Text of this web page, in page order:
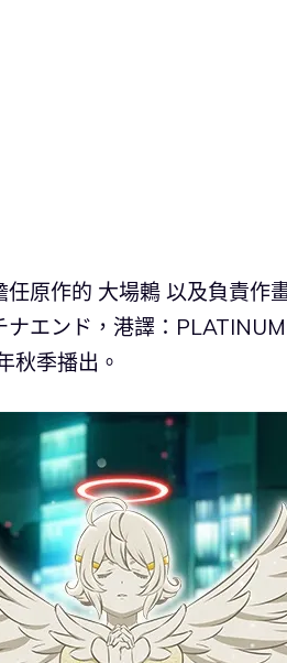
原作的 大場鶇 以及負責作
ナエンド，港譯：
秋季播出。